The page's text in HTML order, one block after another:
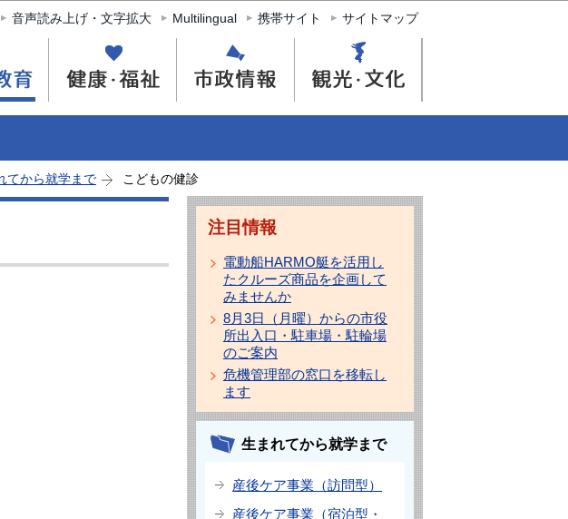
移動
音声読み上げ・文字拡大 Multilingual 携帯サイト サイトマップ
てから就学まで こどもの健診
注目情報
電動船HARMO艇を活用し
たクルーズ商品を企画して
みませんか
8月3日（月曜）からの市役
所出入口・駐車場・駐輪場
のご案内
危機管理部の窓口を移転し
ます
生まれてから就学まで
産後ケア事業（訪問型）
産後ケア事業（宿泊型・